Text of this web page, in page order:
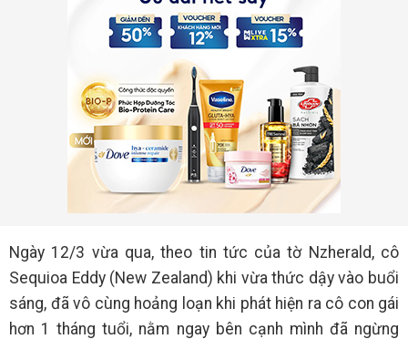
Ngày 12/3 vừa qua, theo tin tức của tờ Nzherald, cô
Sequioa Eddy (New Zealand) khi vừa thức dậy vào buổi
sáng, đã vô cùng hoảng loạn khi phát hiện ra cô con gái
hơn 1 tháng tuổi, nằm ngay bên cạnh mình đã ngừng